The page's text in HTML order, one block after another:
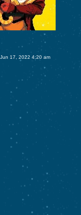
17, 2022 4:20 am